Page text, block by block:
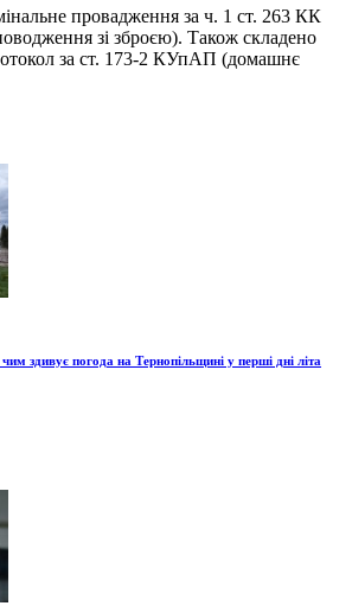
провадження за ч. 1 ст. 263 КК
зі зброєю). Також складено
за ст. 173-2 КУпАП (домашнє
здивує погода на Тернопільщині у перші дні літа